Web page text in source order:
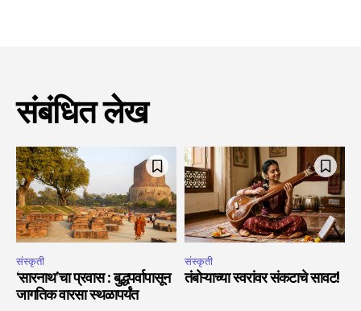
संबंधित लेख
संस्कृती
‘सारनाथ’चा प्रवास : बुद्धपर्वापासून
जागतिक वारसा स्थळापर्यंत
संस्कृती
तंबोऱ्याच्या स्वरांवर संकटाचे सावट!